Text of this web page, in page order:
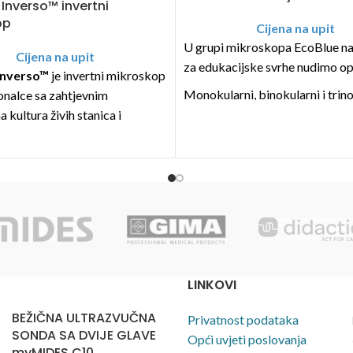
invertni
Cijena na upit
je invertni mikroskop
sa zahtjevnim
kultura živih stanica i
u dvije konfiguracije:
fluorescencije
poluapokromatski
savršeno promatranje
u Petrijevim zdjelicama ili
1,2 mm
Cijena na upit
U grupi mikroskopa EcoBlue
za edukacijske svrhe nudimo
Monokularni, binokularni i
Protection Layer)
Okretni nosni nastavak s četiri
blokadom
iris dijafragmom i držačem filtra
BEŽIČNA ULTRAZVUČNA
SONDA SA DVIJE GLAVE
LINKOVI
Privatnost podataka
Opći uvjeti poslovanja